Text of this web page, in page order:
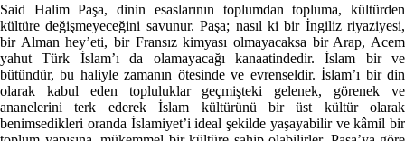
Said Halim Paşa, dinin esaslarının toplumdan topluma, kültürden
kültüre değişmeyeceğini savunur. Paşa; nasıl ki bir İngiliz riyaziyesi,
bir Alman hey’eti, bir Fransız kimyası olmayacaksa bir Arap, Acem
yahut Türk İslam’ı da olamayacağı kanaatindedir. İslam bir ve
bütündür, bu haliyle zamanın ötesinde ve evrenseldir. İslam’ı bir din
olarak kabul eden topluluklar geçmişteki gelenek, görenek ve
ananelerini terk ederek İslam kültürünü bir üst kültür olarak
benimsedikleri oranda İslamiyet’i ideal şekilde yaşayabilir ve kâmil bir